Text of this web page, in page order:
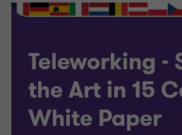
Teleworking -
the Art in 15
White Paper